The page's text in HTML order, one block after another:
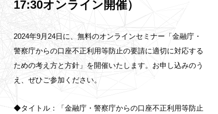
17:30オンライン開催）
2024年9月24日に、無料のオンラインセミナー「金融庁・
警察庁からの口座不正利用等防止の要請に適切に対応する
ための考え方と方針」を開催いたします。お申し込みのう
え、ぜひご参加ください。
◆タイトル：「金融庁・警察庁からの口座不正利用等防止